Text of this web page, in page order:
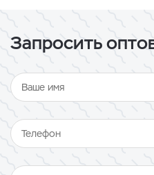
Запросить